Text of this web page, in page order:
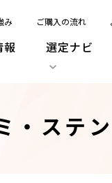
み ご購入の流れ
報 選定ナビ
・ステ